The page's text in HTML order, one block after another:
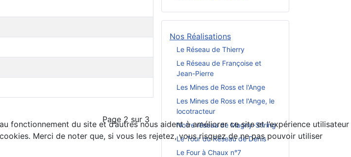
Page 2 sur 3
Nos Réalisations
Le Réseau de Thierry
Le Réseau de Françoise et
Jean-Pierre
Les Mines de Ross et l'Ange
Les Mines de Ross et l'Ange, le
locotracteur
Notre réseau de Magny-Stiring
Le Tour du Réseau de Denis
Le Four à Chaux n°7
fonctionnement du site et d’autres nous aident à améliorer ce site et l’expérience utilisateur
Merci de noter que, si vous les rejetez, vous risquez de ne pas pouvoir utiliser